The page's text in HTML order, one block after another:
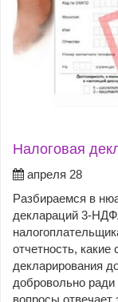
Налоговая
апреля 28
Разбираемся в
деклараций 3-
отчетность, какие
декларирования
добровольно
вопросы